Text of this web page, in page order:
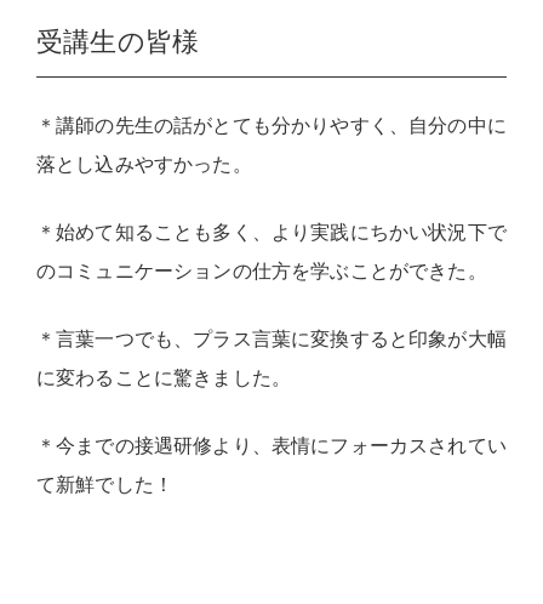
受講生の皆様
＊講師の先生の話がとても分かりやすく、自分の中に
落とし込みやすかった。
＊始めて知ることも多く、より実践にちかい状況下で
のコミュニケーションの仕方を学ぶことができた。
＊言葉一つでも、プラス言葉に変換すると印象が大幅
に変わることに驚きました。
＊今までの接遇研修より、表情にフォーカスされてい
て新鮮でした！